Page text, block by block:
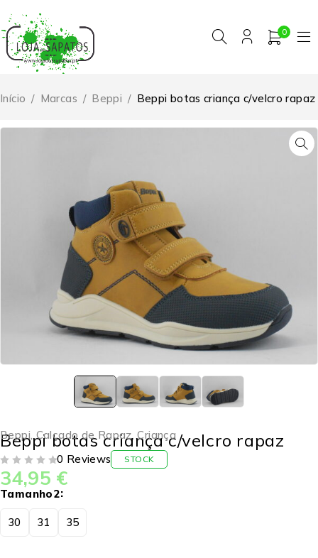
0
Início / Marcas / Beppi / Beppi botas criança c/velcro rapaz
Beppi,Calçado de Rapaz,Criança
Beppi botas criança c/velcro rapaz
0 Reviews STOCK
34,95 €
Tamanho2
30 31 35